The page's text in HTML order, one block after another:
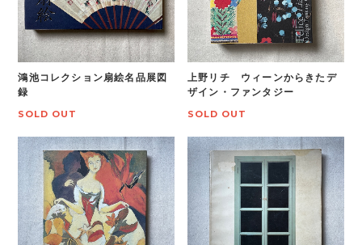
鴻池コレクション扇絵名品展図
録
SOLD OUT
上野リチ ウィーンからきたデ
ザイン・ファンタジー
SOLD OUT